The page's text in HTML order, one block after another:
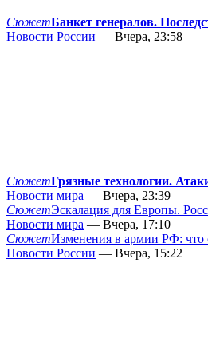
СюжетБанкет генералов.
Новости России — Вчера, 23:58
СюжетГрязные технологии.
Новости мира — Вчера, 23:39
СюжетЭскалация для Европы.
Новости мира — Вчера, 17:10
СюжетИзменения в армии РФ: что
Новости России — Вчера, 15:22